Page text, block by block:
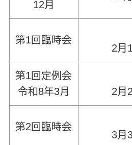
12月
第1回臨時会
2月
第1回定例会
令和8年3月
2月
第2回臨時会
3月